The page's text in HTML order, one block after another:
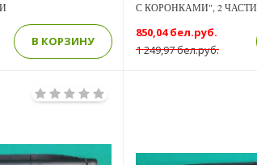
В КОРЗИНУ
С КОРОНКАМИ", 2 ЧАСТИ
1 249,97 бел.руб.
850,04 бел.руб.